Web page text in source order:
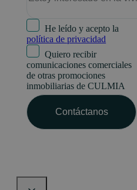
He leído y acepto la
política de privacidad
Quiero recibir
comunicaciones comerciales
de otras promociones
inmobiliarias de CULMIA